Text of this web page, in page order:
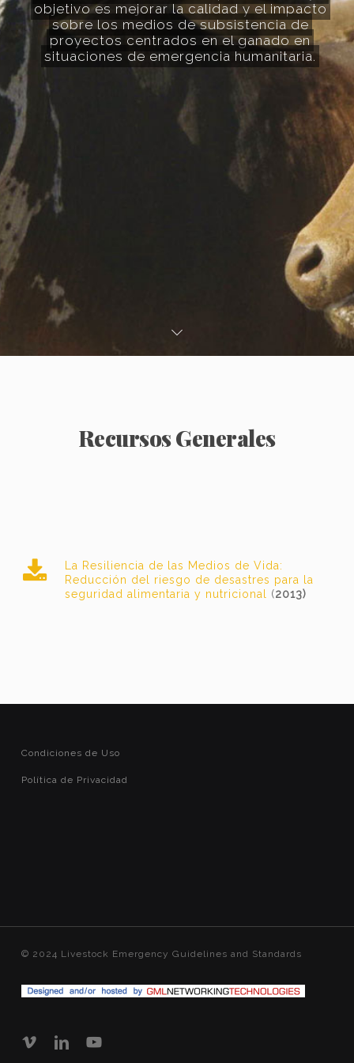
objetivo es mejorar la calidad y el impacto
sobre los medios de subsistencia de
proyectos centrados en el ganado en
situaciones de emergencia humanitaria.
Recursos Generales
La Resiliencia de las Medios de Vida:
Reducción del riesgo de desastres para la
seguridad alimentaria y nutricional
(2013)
Condiciones de Uso
Política de Privacidad
© 2024 Livestock Emergency Guidelines and Standards
vimeo linkedinyoutube